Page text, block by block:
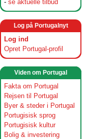
- se aktuelle tilbud
Log på Portugalnyt
Log ind
Opret Portugal-profil
Viden om Portugal
Fakta om Portugal
Rejsen til Portugal
Byer & steder i Portugal
Portugisisk sprog
Portugisisk kultur
Bolig & investering